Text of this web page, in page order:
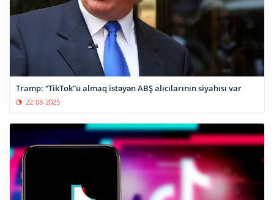
Tramp: “TikTok”u almaq istəyən ABŞ alıcılarının siyahısı var
22-08-2025